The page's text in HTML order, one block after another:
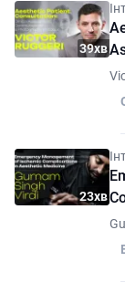
39хв
23хв